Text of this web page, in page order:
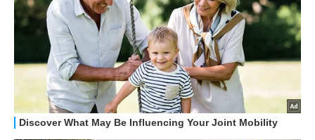
GUIDE ALL'ACQUISTO